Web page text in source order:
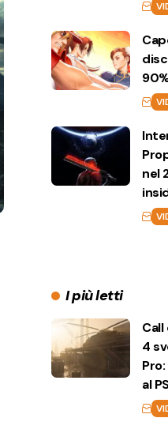
nel
I più letti
4
al